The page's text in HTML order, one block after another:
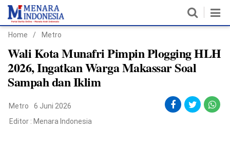
Home
Nasional
Metro
Home / Metro
Wali Kota Munafri Pimpin Plogging HLH
2026, Ingatkan Warga Makassar Soal
Sampah dan Iklim
Metro
6 Juni 2026
Editor : Menara Indonesia